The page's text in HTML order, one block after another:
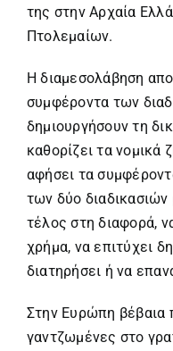
της στην Αρχαία
Πτολεμαίων.
Η διαμεσολάβηση
συμφέροντα των
δημιουργήσουν τη
καθορίζει τα νομικά
αφήσει τα
των δύο διαδικασιών
τέλος στη διαφορά,
χρήμα, να επιτύχει
διατηρήσει ή να
Στην Ευρώπη βέβαια
γαντζωμένες στο